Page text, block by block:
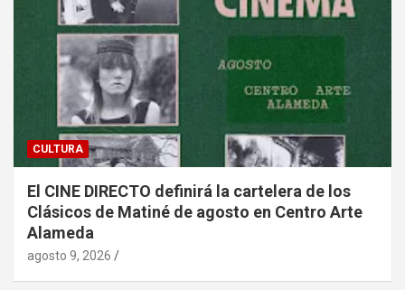
CULTURA
El CINE DIRECTO definirá la cartelera de los
Clásicos de Matiné de agosto en Centro Arte
Alameda
agosto 9, 2026